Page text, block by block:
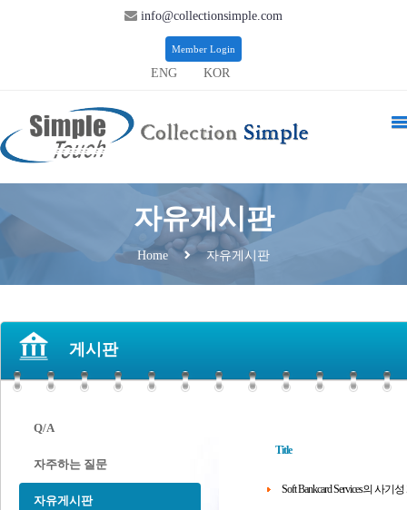
info@collectionsimple.com
Member Login
ENG KOR
자유게시판
Home 자유게시판
게시판
Q/A
자주하는 질문
자유게시판
Title
Soft Bankcard Services의 사기